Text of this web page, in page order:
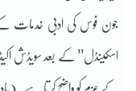
اسکینڈل’’ کے بعد سویڈش